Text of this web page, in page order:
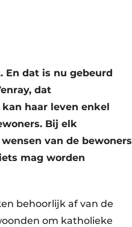
En dat is nu gebeurd
dat
haar leven enkel
Bij elk
van de bewoners
mag worden
behoorlijk af van de
om katholieke